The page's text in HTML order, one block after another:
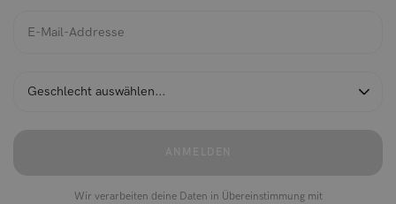
Wir verarbeiten deine Daten in Übereinstimmung mit